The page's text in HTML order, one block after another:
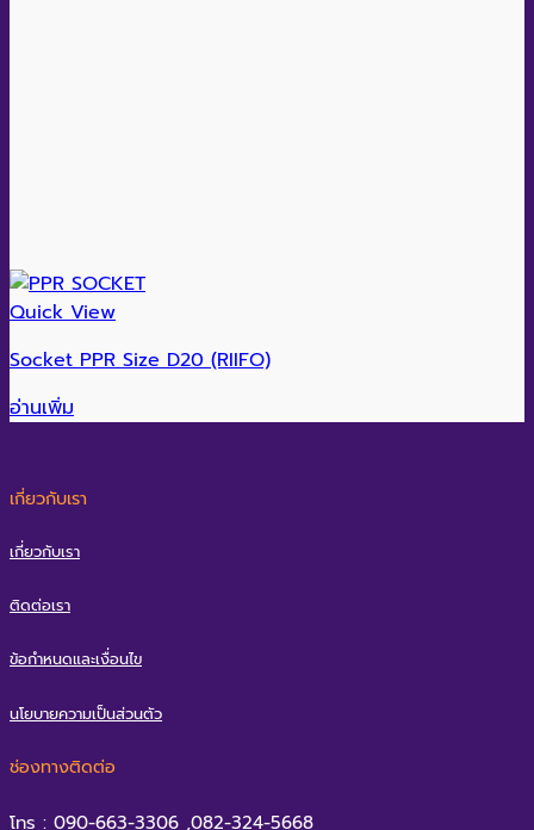
Quick View
Socket PPR Size D20 (RIIFO)
อ่านเพิ่ม
เกี่ยวกับเรา
เกี่ยวกับเรา
ติดต่อเรา
ข้อกำหนดและเงื่อนไข
นโยบายความเป็นส่วนตัว
ช่องทางติดต่อ
โทร : 090-663-3306 ,082-324-5668